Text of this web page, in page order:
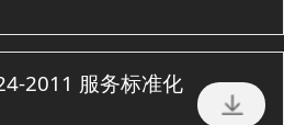
2011 服务标准化